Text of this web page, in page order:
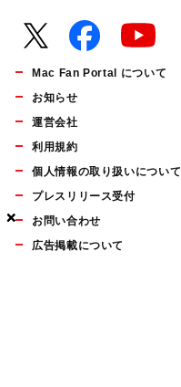
×
×
×
Mac Fan Portal について
お知らせ
運営会社
利用規約
個人情報の取り扱いについて
プレスリリース受付
お問い合わせ
広告掲載について